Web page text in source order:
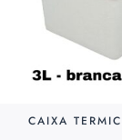
CAIXA